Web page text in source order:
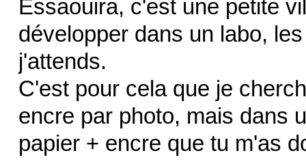
Essaouira, c'est une petite
développer dans un labo,
j'attends.
C'est pour cela que je
encre par photo, mais dans
papier + encre que tu m'as